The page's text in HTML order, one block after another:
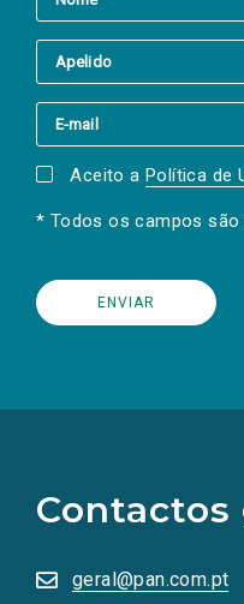
Aceito a Política de
* Todos os campos são
Contactos
geral@pan.com.pt
redes
sociais
numa
nova